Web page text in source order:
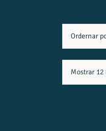
Ordernar
Mostrar 12